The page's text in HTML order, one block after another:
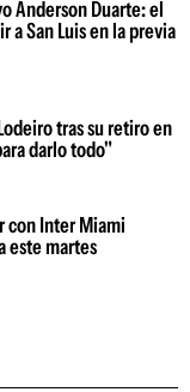
Anderson Duarte: el
San Luis en la previa
tras su retiro en
darlo todo"
con Inter Miami
este martes